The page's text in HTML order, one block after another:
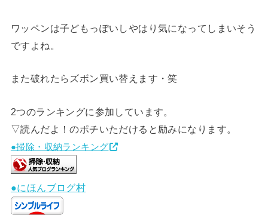
ワッペンは子どもっぽいしやはり気になってしまいそう
ですよね。
また破れたらズボン買い替えます・笑
2つのランキングに参加しています。
▽読んだよ！のポチいただけると励みになります。
●掃除・収納ランキング
●にほんブログ村